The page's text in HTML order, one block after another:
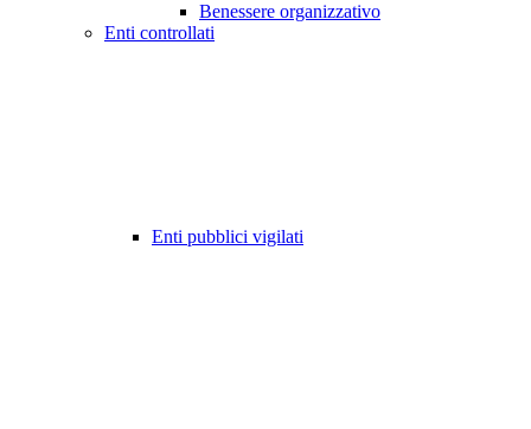
Benessere organizzativo
Enti controllati
Enti pubblici vigilati